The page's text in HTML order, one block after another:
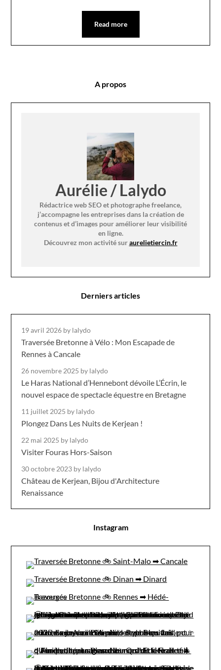
Read more
A propos
Aurélie / Lalydo
Rédactrice web SEO et photographe freelance,
j’accompagne les entreprises dans la création de
contenus et d’images pour améliorer leur visibilité
en ligne.
Découvrez mon activité suraurelietiercin.fr
Derniers articles
19 avril 2026 by lalydo
Traversée Bretonne à Vélo : Mon Escapade de
Rennes à Cancale
26 novembre 2025 by lalydo
Le Haras National d’Hennebont dévoile L’Écrin, le
nouvel espace de spectacle équestre en Bretagne
11 juillet 2025 by lalydo
Plongez Dans Les Nuits de Kerjean !
22 mai 2025 by lalydo
Visiter Fouras Hors-Saison
30 octobre 2023 by lalydo
Château de Kerjean, Bijou d'Architecture
Renaissance
Instagram